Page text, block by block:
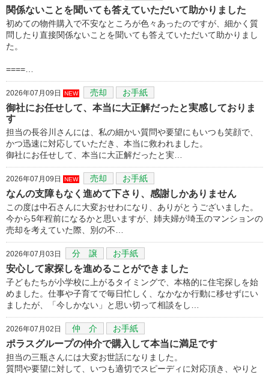
関係ないことを聞いても答えていただいて助かりました
初めての物件購入で不安なところが色々あったのですが、細かく質
問したり直接関係ないことを聞いても答えていただいて助かりまし
た。
====…
2026年07月09日 NEW 売却 お手紙
御社にお任せして、本当に大正解だったと実感しておりま
す
担当の長谷川さんには、私の細かい質問や要望にもいつも笑顔で、
かつ迅速に対応していただき、本当に救われました。
御社にお任せして、本当に大正解だったと実…
2026年07月09日 NEW 売却 お手紙
なんの支障もなく進めて下さり、感謝しかありません
この度は中石さんに大変おせわになり、ありがとうございました。
今から5年程前になるかと思いますが、姉夫婦が埼玉のマンションの
売却を考えていた際、別の不…
2026年07月03日 分 譲 お手紙
安心して家探しを進めることができました
子どもたちが小学校に上がるタイミングで、本格的に住宅探しを始
めました。仕事や子育てで毎日忙しく、なかなか行動に移せずにい
ましたが、「今しかない」と思い切って相談をし…
2026年07月02日 仲 介 お手紙
ポラスグループの仲介で購入して本当に満足です
担当の三瓶さんには大変お世話になりました。
質問や要望に対して、いつも適切でスピーディに対応頂き、やりと